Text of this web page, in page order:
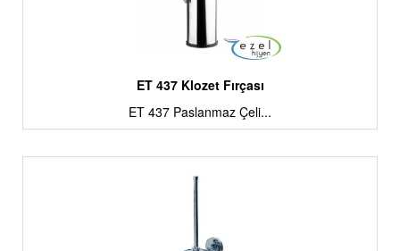
ET 437 Klozet Fırçası
ET 437 Paslanmaz Çeli...